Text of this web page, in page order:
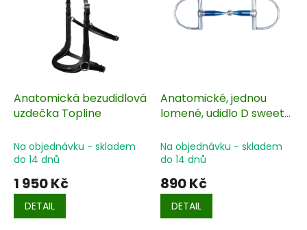
Anatomická bezudidlová
uzdečka Topline
Na objednávku - skladem
do 14 dnů
1 950 Kč
DETAIL
Anatomické, jednou
lomené, udidlo D sweet
Na objednávku - skladem
do 14 dnů
890 Kč
DETAIL